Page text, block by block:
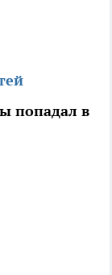
попадал в